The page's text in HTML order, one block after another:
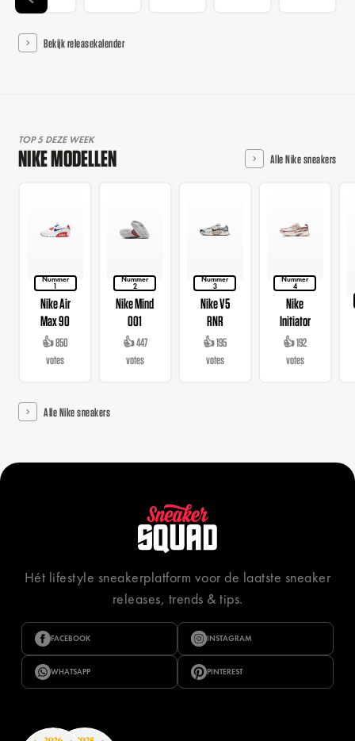
Bekijk releasekalender
TOP 5 DEZE WEEK
NIKE MODELLEN Alle Nike sneakers
Nummer
1
Nike Air
Max 90
👍 850
votes
Nummer
2
Nike Mind
001
👍 447
votes
Nummer
3
Nike V5
RNR
👍 195
votes
Nummer
4
Nike
Initiator
👍 192
votes
Alle Nike sneakers
Hét lifestyle sneakerplatform voor de laatste sneaker
releases, trends & tips.
FACEBOOK INSTAGRAM
WHATSAPP PINTEREST